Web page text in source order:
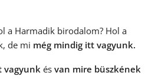
a Harmadik birodalom? Hol a
de mi még mindig itt vagyunk.
vagyunk és van mire büszkének